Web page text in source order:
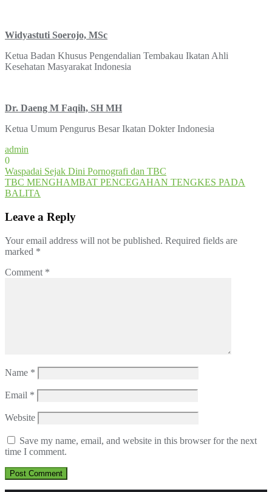
Widyastuti Soerojo, MSc
Ketua Badan Khusus Pengendalian Tembakau Ikatan Ahli
Kesehatan Masyarakat Indonesia
Dr. Daeng M Faqih, SH MH
Ketua Umum Pengurus Besar Ikatan Dokter Indonesia
admin
0
Post
navigation
Waspadai Sejak Dini Pornografi dan TBC
TBC MENGHAMBAT PENCEGAHAN TENGKES PADA
BALITA
Leave a Reply
Your email address will not be published. Required fields are
marked *
Comment *
Name *
Email *
Website
Save my name, email, and website in this browser for the next
time I comment.